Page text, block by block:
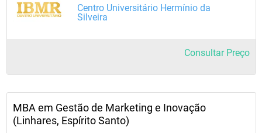
Centro Universitário Hermínio da
Silveira
Consultar Preço
MBA em Gestão de Marketing e Inovação
(Linhares, Espírito Santo)